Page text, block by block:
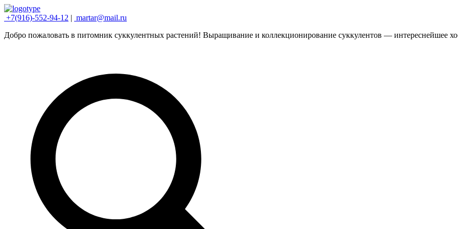
+7(916)-552-94-12 | martar@mail.ru
Добро пожаловать в питомник суккулентных растений! Выращивание и коллекционирование суккулентов — интереснейшее